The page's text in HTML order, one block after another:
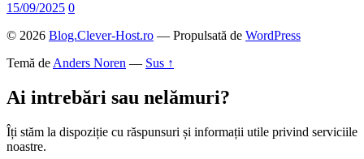
15/09/2025 0
© 2026 Blog.Clever-Host.ro — Propulsată de WordPress
Temă de Anders Noren — Sus ↑
Ai intrebări sau nelămuri?
Îți stăm la dispoziție cu răspunsuri și informații utile privind serviciile
noastre.